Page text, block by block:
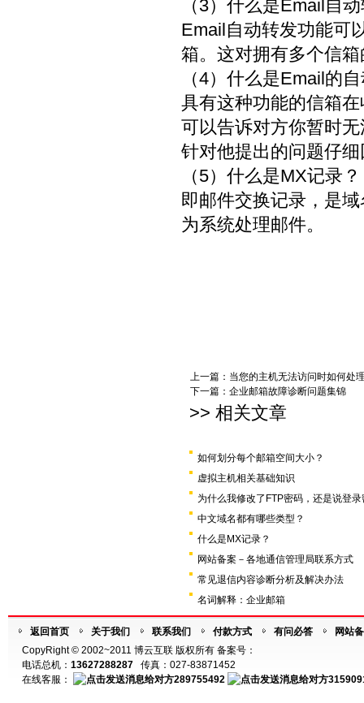
（3）什么是Email自
Email自动转发功能可
箱。这对拥有多个信
（4）什么是Email的
具有这种功能的信箱
可以告诉对方你暂时
针对他提出的问题仔
（5）什么是MX记录？
即邮件交换记录，是
为系统处理邮件。
上一篇： 当您的主机无法访问时如何处
下一篇： 企业邮箱故障诊断问题集锦
>> 相关文章
如何划分每个邮箱空间大小？
虚拟主机相关基础知识
为什么我修改了FTP密码，还是说登
中文域名都有哪些类型？
什么是MX记录？
网站备案－各地通信管理局联系方式
常见退信内容诊断分析及解决办法
名词解释：企业邮箱
返回首页 关于我们 联系我们 付款方式 有问必答
网站
CopyRight © 2002~2011 博云互联 版权所有 备案号：
电话总机： 13627288287 传真：027-83871452
在线客服：
289755492